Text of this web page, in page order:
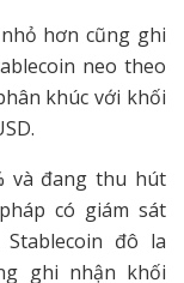
hơn cũng ghi
neo theo
khúc với khối
và đang thu hút
có giám sát
đô la
ghi nhận khối